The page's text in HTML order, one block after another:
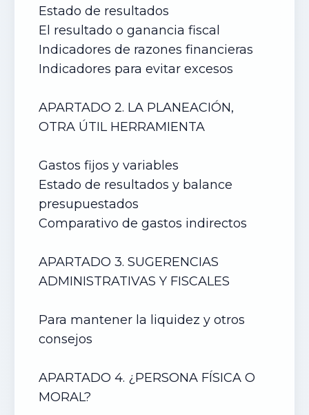
Estado de resultados
El resultado o ganancia fiscal
Indicadores de razones financieras
Indicadores para evitar excesos
APARTADO 2. LA PLANEACIÓN,
OTRA ÚTIL HERRAMIENTA
Gastos fijos y variables
Estado de resultados y balance
presupuestados
Comparativo de gastos indirectos
APARTADO 3. SUGERENCIAS
ADMINISTRATIVAS Y FISCALES
Para mantener la liquidez y otros
consejos
APARTADO 4. ¿PERSONA FÍSICA O
MORAL?